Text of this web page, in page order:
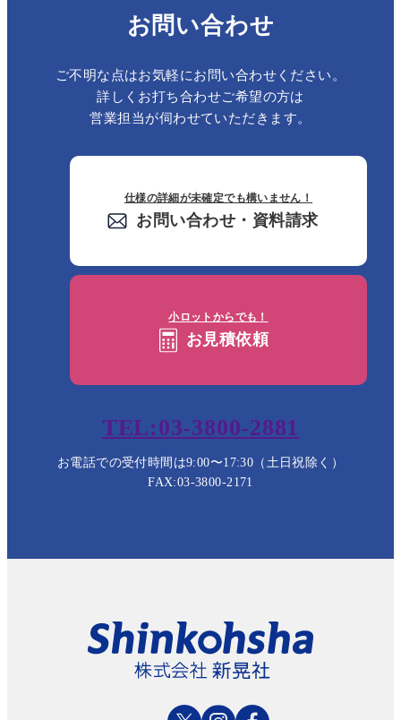
お問い合わせ
ご不明な点はお気軽にお問い合わせください。
詳しくお打ち合わせご希望の方は
営業担当が伺わせていただきます。
仕様の詳細が未確定でも構いません！
お問い合わせ・資料請求
小ロットからでも！
お見積依頼
TEL:03-3800-2881
お電話での受付時間は9:00〜17:30（土日祝除く）
FAX:03-3800-2171